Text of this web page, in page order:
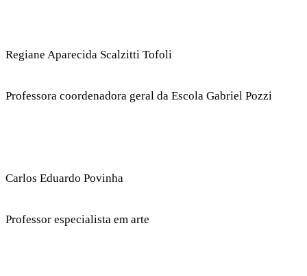
Regiane Aparecida Scalzitti Tofoli
Professora coordenadora geral da Escola Gabriel Pozzi
Carlos Eduardo Povinha
Professor especialista em arte